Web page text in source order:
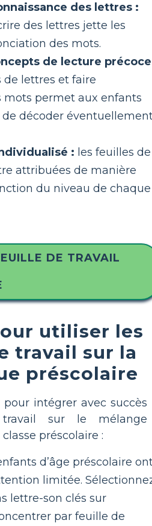
des lettres :
des lettres jette les
des mots.
de lecture
de lettres et faire
mots permet aux enfants
décoder
: les feuilles de
attribuées de manière
du niveau de chaque
DE TRAVAIL
utiliser les
travail sur la
préscolaire
pour intégrer avec succès
sur le mélange
préscolaire :
d’âge préscolaire
limitée.
lettre-son clés sur
par feuille de